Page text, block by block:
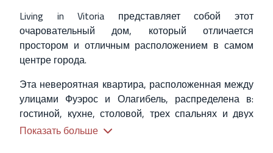
Living in Vitoria представляет собой этот
очаровательный дом, который отличается
простором и отличным расположением в самом
центре города.
Эта невероятная квартира, расположенная между
улицами Фуэрос и Олагибель, распределена в:
гостиной, кухне, столовой, трех спальнях и двух
ванных комнатах.
Показать больше